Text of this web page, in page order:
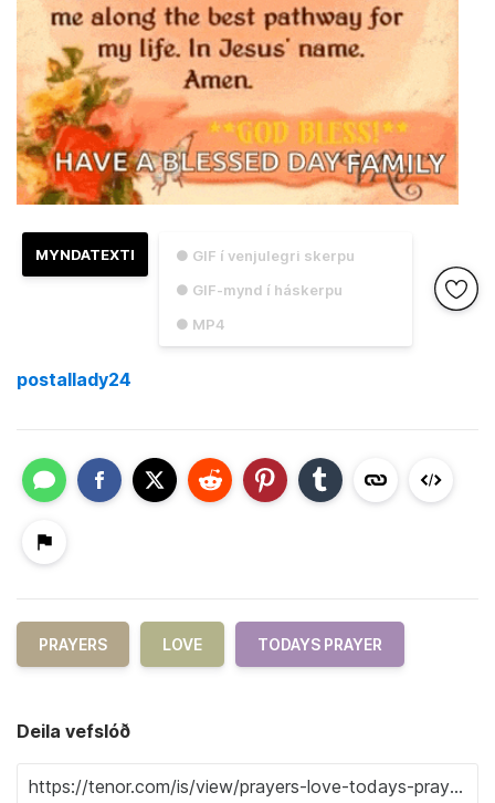
● GIF í venjulegri skerpu
● GIF-mynd í háskerpu
● MP4
MYNDATEXTI
postallady24
PRAYERS LOVE TODAYS PRAYER
Deila vefslóð